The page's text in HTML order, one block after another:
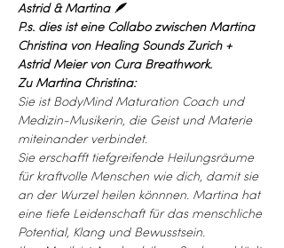
Astrid & Martina 🪶
P.s. dies ist eine Collabo zwischen Martina
Christina von Healing Sounds Zurich +
Astrid Meier von Cura Breathwork.
Zu Martina Christina:
Sie ist BodyMind Maturation Coach und
Medizin-Musikerin, die Geist und Materie
miteinander verbindet.
Sie erschafft tiefgreifende Heilungsräume
für kraftvolle Menschen wie dich, damit sie
an der Wurzel heilen könnnen. Martina hat
eine tiefe Leidenschaft für das menschliche
Potential, Klang und Bewusstsein.